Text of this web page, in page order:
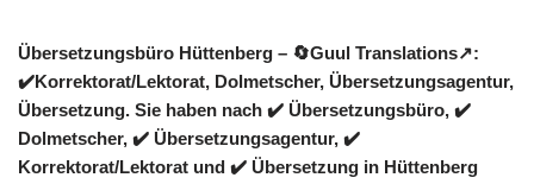
Übersetzungsbüro Hüttenberg – 🔄Guul Translations↗️:
✔️Korrektorat/Lektorat, Dolmetscher, Übersetzungsagentur,
Übersetzung. Sie haben nach ✔️ Übersetzungsbüro, ✔️
Dolmetscher, ✔️ Übersetzungsagentur, ✔️
Korrektorat/Lektorat und ✔️ Übersetzung in Hüttenberg